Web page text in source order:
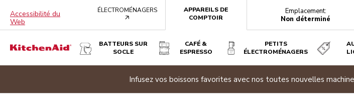
Accessibilité du
Web
ÉLECTROMÉNAGERS
APPAREILS DE
COMPTOIR
Emplacement:
Non déterminé
BATTEURS SUR
SOCLE
CAFÉ &
ESPRESSO
PETITS
ÉLECTROMÉNAGERS
Promotion d’été| Achetez deux électroménagers
Qu’y a-t-il dans la boîte? Avantages Inspiration Caractéristiques techniques